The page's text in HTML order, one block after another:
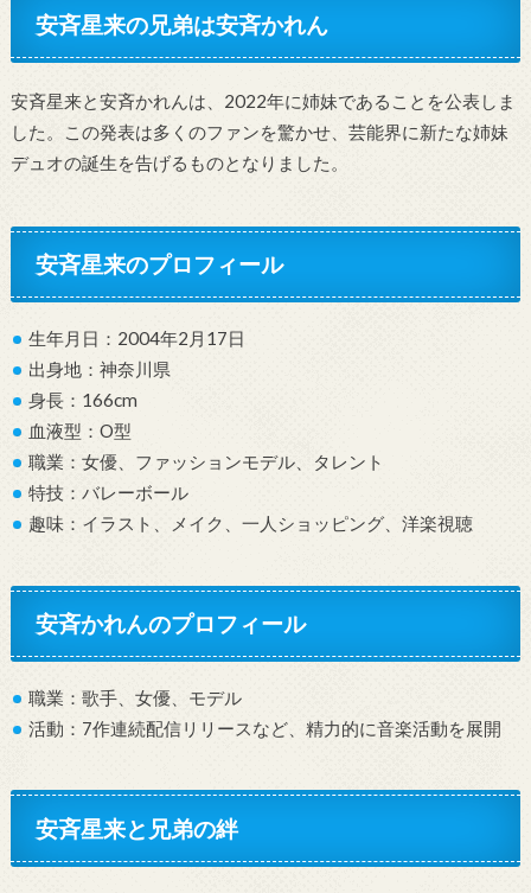
安斉星来の兄弟は安斉かれん
安斉星来と安斉かれんは、2022年に姉妹であることを公表しま
した。この発表は多くのファンを驚かせ、芸能界に新たな姉妹
デュオの誕生を告げるものとなりました。
安斉星来のプロフィール
生年月日：2004年2月17日
出身地：神奈川県
身長：166cm
血液型：O型
職業：女優、ファッションモデル、タレント
特技：バレーボール
趣味：イラスト、メイク、一人ショッピング、洋楽視聴
安斉かれんのプロフィール
職業：歌手、女優、モデル
活動：7作連続配信リリースなど、精力的に音楽活動を展開
安斉星来と兄弟の絆